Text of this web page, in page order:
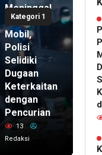
Kategori 1
Meninggal
di Dalam
Mobil,
Polisi
Selidiki
Dugaan
Keterkaitan
dengan
Pencurian
13
Redaksi